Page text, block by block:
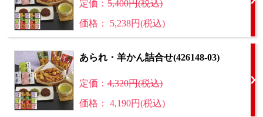
定価： 5,400円(税込)
価格： 5,238円(税込)
あられ・羊かん詰合せ(426148-03)
定価： 4,320円(税込)
価格： 4,190円(税込)